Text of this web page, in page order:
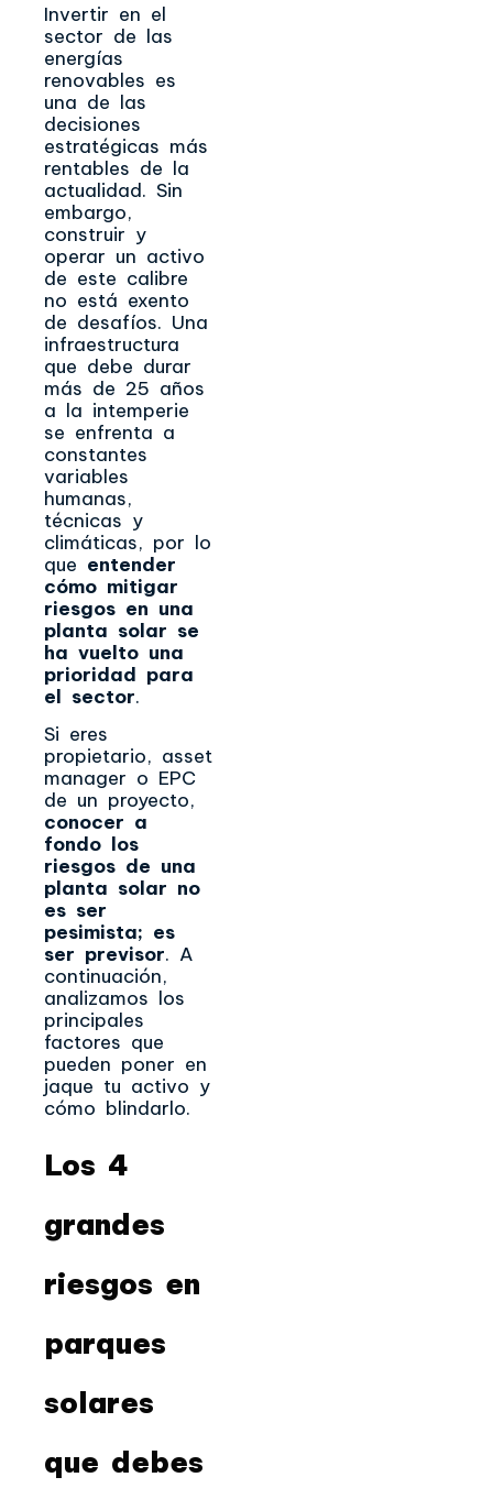
Invertir en el
sector de las
energías
renovables es
una de las
decisiones
estratégicas más
rentables de la
actualidad. Sin
embargo,
construir y
operar un activo
de este calibre
no está exento
de desafíos. Una
infraestructura
que debe durar
más de 25 años
a la intemperie
se enfrenta a
constantes
variables
humanas,
técnicas y
climáticas, por lo
que entender
cómo mitigar
riesgos en una
planta solar se
ha vuelto una
prioridad para
el sector.
Si eres
propietario, asset
manager o EPC
de un proyecto,
conocer a
fondo los
riesgos de una
planta solar no
es ser
pesimista; es
ser previsor. A
continuación,
analizamos los
principales
factores que
pueden poner en
jaque tu activo y
cómo blindarlo.
Los 4
grandes
riesgos en
parques
solares
que debes